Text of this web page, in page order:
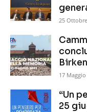
25
17
“Un
25